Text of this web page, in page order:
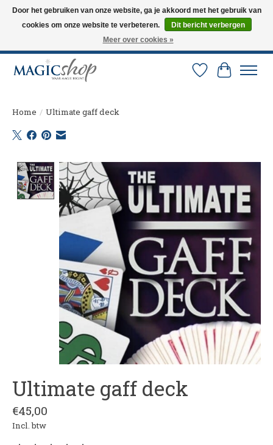
Altijd de nieuwste trucs op voorraad. Snelle verzending via PostNL en DHL.
Langskomen in onze winkel? Bel of mail om een afspraak te maken. 0251-
Verlanglijst
Home / Ultimate gaff deck
Product image slideshow Items
Ultimate gaff deck
€45,00
Incl. btw
Door het gebruiken van onze website, ga je akkoord met het gebruik van
cookies om onze website te verbeteren.
Dit bericht verbergen
Meer over cookies »